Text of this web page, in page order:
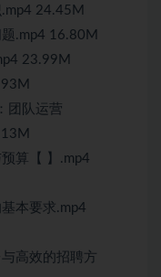
24.45M
.mp4 16.80M
23.99M
团队运营
算【 】.mp4
本要求.mp4
高效的招聘方